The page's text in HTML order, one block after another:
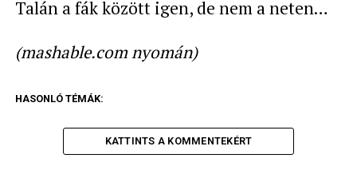
Talán a fák között igen, de nem a neten…
(mashable.com nyomán)
HASONLÓ TÉMÁK:
KATTINTS A KOMMENTEKÉRT